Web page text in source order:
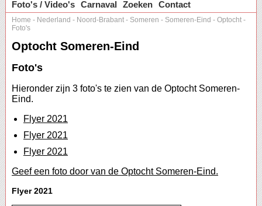
Foto's / Video's Carnaval Zoeken Contact
Home - Nederland - Noord-Brabant - Someren - Someren-Eind - Optocht -
Foto's
Optocht Someren-Eind
Foto's
Hieronder zijn 3 foto's te zien van de Optocht Someren-
Eind.
Flyer 2021
Flyer 2021
Flyer 2021
Geef een foto door van de Optocht Someren-Eind.
Flyer 2021